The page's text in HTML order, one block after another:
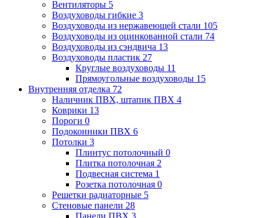
Вентиляторы 5
Воздуховоды гибкие 3
Воздуховоды из нержавеющей стали 105
Воздуховоды из оцинкованной стали 74
Воздуховоды из сэндвича 13
Воздуховоды пластик 27
Круглые воздуховоды 11
Прямоугольные воздуховоды 15
Внутренняя отделка 72
Наличник ПВХ, штапик ПВХ 4
Коврики 13
Пороги 0
Подоконники ПВХ 6
Потолки 3
Плинтус потолочный 0
Плитка потолочная 2
Подвесная система 1
Розетка потолочная 0
Решетки радиаторные 5
Стеновые панели 28